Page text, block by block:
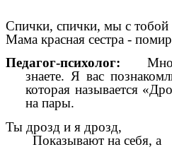
Спички, спички, мы с тобой
Мама красная сестра -
Педагог-психолог:
знаете. Я вас
которая называется
на пары.
Ты дрозд и
Показывают на